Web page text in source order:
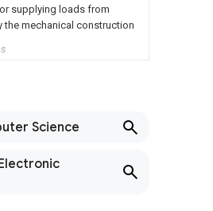
supplying loads from
the mechanical construction
Science